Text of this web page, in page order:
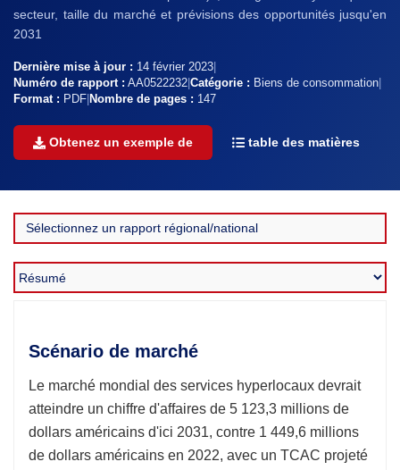
secteur, taille du marché et prévisions des opportunités jusqu'en
2031
Dernière mise à jour : 14 février 2023
Numéro de rapport : AA0522232 Catégorie : Biens de consommation
Format : PDF Nombre de pages : 147
Obtenez un exemple de table des matières
Scénario de marché
Le marché mondial des services hyperlocaux devrait
atteindre un chiffre d'affaires de 5 123,3 millions de
dollars américains d'ici 2031, contre 1 449,6 millions
de dollars américains en 2022, avec un TCAC projeté